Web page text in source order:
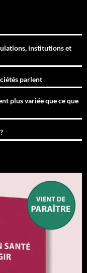
institutions et
parlent
plus variée que ce que